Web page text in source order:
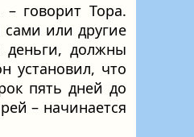
говорит Тора.
или другие
деньги, должны
установил, что
пять дней до
– начинается